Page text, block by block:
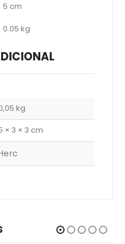
5 cm
0.05 kg
kg
× 3 × 3 cm